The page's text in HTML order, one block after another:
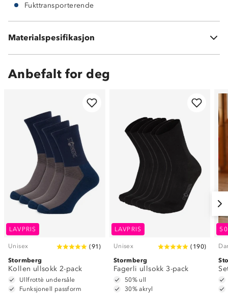
Fukttransporterende
Materialspesifikasjon
Innside: 100 % fukttransporterende polyester
Anbefalt for deg
LAVPRIS
Unisex (91 )
Stormberg
Kollen ullsokk 2-pack
Ullfrottè undersåle
Funksjonell passform
LAVPRIS
Unisex ( 190)
Stormberg
Fagerli ullsokk 3-pack
50% ull
30% akryl